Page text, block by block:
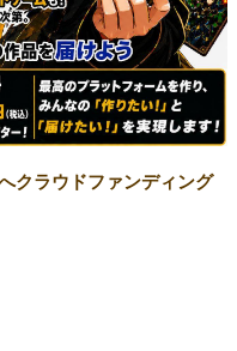
クラウドファンディング